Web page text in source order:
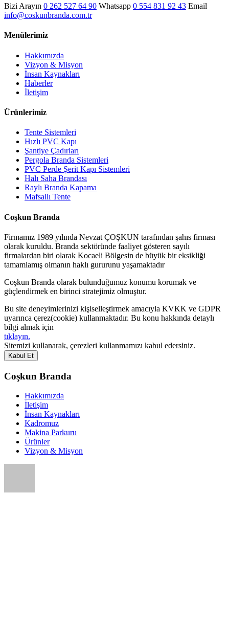
Bizi Arayın 0 262 527 64 90 Whatsapp 0 554 831 92 43 Email
info@coskunbranda.com.tr
Menülerimiz
Hakkımızda
Vizyon & Misyon
İnsan Kaynakları
Haberler
İletişim
Ürünlerimiz
Tente Sistemleri
Hızlı PVC Kapı
Şantiye Çadırları
Pergola Branda Sistemleri
PVC Perde Şerit Kapı Sistemleri
Halı Saha Brandası
Raylı Branda Kapama
Mafsallı Tente
Coşkun Branda
Firmamız 1989 yılında Nevzat ÇOŞKUN tarafından şahıs firması
olarak kuruldu. Branda sektöründe faaliyet gösteren sayılı
firmalardan biri olarak Kocaeli Bölgesin de büyük bir eksikliği
tamamlamış olmanın haklı gururunu yaşamaktadır
Coşkun Branda olarak bulunduğumuz konumu korumak ve
güçlendirmek en birinci stratejimiz olmuştur.
Bu site deneyimlerinizi kişiselleştirmek amacıyla KVKK ve GDPR
uyarınca çerez(cookie) kullanmaktadır. Bu konu hakkında detaylı
bilgi almak için
tıklayın.
Sitemizi kullanarak, çerezleri kullanmamızı kabul edersiniz.
Kabul Et
Coşkun Branda
Hakkımızda
İletişim
İnsan Kaynakları
Kadromuz
Makina Parkuru
Ürünler
Vizyon & Misyon